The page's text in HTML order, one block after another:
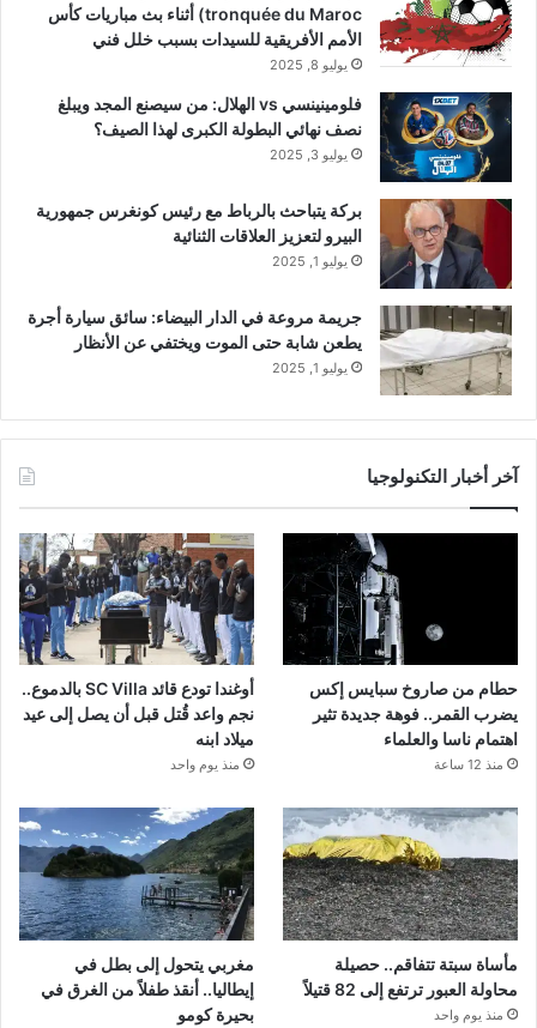
tronquée du Maroc) أثناء بث مباريات كأس
الأمم الأفريقية للسيدات بسبب خلل فني
يوليو 8, 2025
فلومينينسي vs الهلال: من سيصنع المجد ويبلغ
نصف نهائي البطولة الكبرى لهذا الصيف؟
يوليو 3, 2025
بركة يتباحث بالرباط مع رئيس كونغرس جمهورية
البيرو لتعزيز العلاقات الثنائية
يوليو 1, 2025
جريمة مروعة في الدار البيضاء: سائق سيارة أجرة
يطعن شابة حتى الموت ويختفي عن الأنظار
يوليو 1, 2025
آخر أخبار التكنولوجيا
حطام من صاروخ سبايس إكس
يضرب القمر.. فوهة جديدة تثير
اهتمام ناسا والعلماء
منذ 12 ساعة
أوغندا تودع قائد SC Villa بالدموع..
نجم واعد قُتل قبل أن يصل إلى عيد
ميلاد ابنه
منذ يوم واحد
مأساة سبتة تتفاقم.. حصيلة
محاولة العبور ترتفع إلى 82 قتيلاً
منذ يوم واحد
مغربي يتحول إلى بطل في
إيطاليا.. أنقذ طفلاً من الغرق في
بحيرة كومو